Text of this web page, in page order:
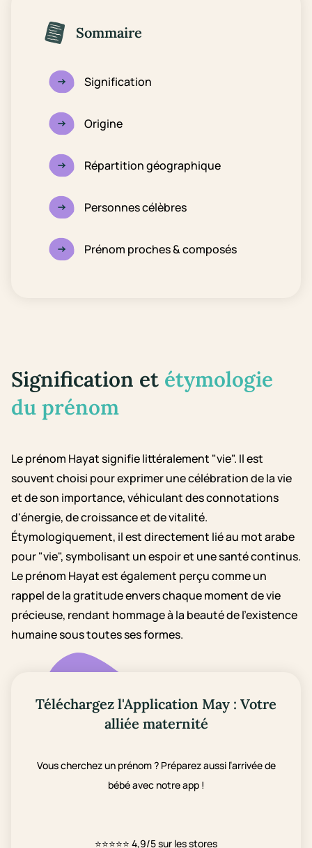
Sommaire
Signification
Origine
Répartition géographique
Personnes célèbres
Prénom proches & composés
Signification et étymologie
du prénom
Le prénom Hayat signifie littéralement "vie". Il est
souvent choisi pour exprimer une célébration de la vie
et de son importance, véhiculant des connotations
d'énergie, de croissance et de vitalité.
Étymologiquement, il est directement lié au mot arabe
pour "vie", symbolisant un espoir et une santé continus.
Le prénom Hayat est également perçu comme un
rappel de la gratitude envers chaque moment de vie
précieuse, rendant hommage à la beauté de l'existence
humaine sous toutes ses formes.
Téléchargez l'Application May : Votre
alliée maternité
Vous cherchez un prénom ? Préparez aussi l’arrivée de
bébé avec notre app !
⭐⭐⭐⭐⭐ 4,9/5 sur les stores